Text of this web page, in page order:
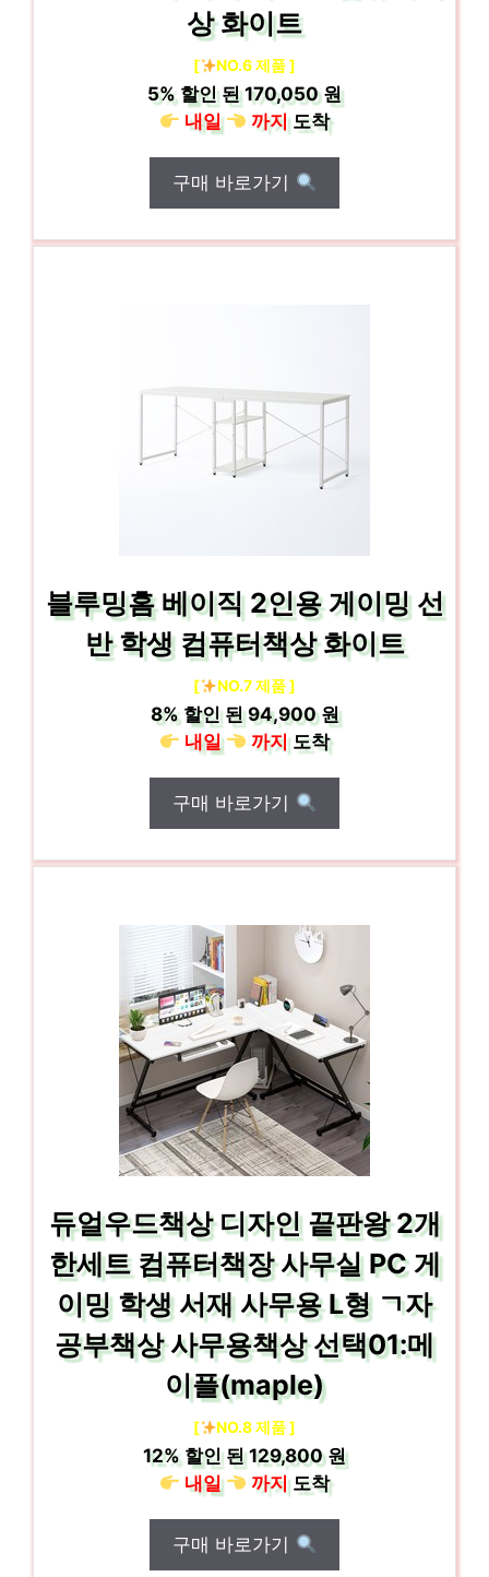
상 화이트
[ NO.6 제품 ]
5%할인 된170,050 원
내일
까지도착
구매 바로가기
블루밍홈 베이직 2인용 게이밍 선
반 학생 컴퓨터책상 화이트
[ NO.7 제품 ]
8%할인 된94,900 원
내일
까지도착
구매 바로가기
듀얼우드책상 디자인 끝판왕 2개
한세트 컴퓨터책장 사무실 PC 게
이밍 학생 서재 사무용 L형 ㄱ자
공부책상 사무용책상 선택01:메
이플(maple)
[ NO.8 제품 ]
12%할인 된129,800 원
내일
까지도착
구매 바로가기